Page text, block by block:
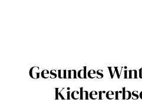
Gesundes